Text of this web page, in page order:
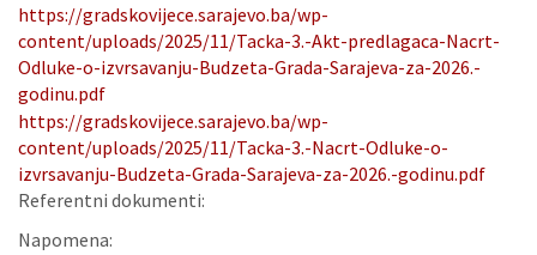
https://gradskovijece.sarajevo.ba/wp-
content/uploads/2025/11/Tacka-3.-Akt-predlagaca-Nacrt-
Odluke-o-izvrsavanju-Budzeta-Grada-Sarajeva-za-2026.-
godinu.pdf
https://gradskovijece.sarajevo.ba/wp-
content/uploads/2025/11/Tacka-3.-Nacrt-Odluke-o-
izvrsavanju-Budzeta-Grada-Sarajeva-za-2026.-godinu.pdf
Referentni dokumenti:
Napomena: